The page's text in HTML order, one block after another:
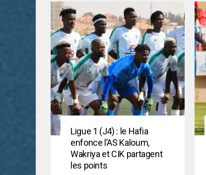
Ligue 1 (J4) : le Hafia
enfonce l’AS Kaloum,
Wakriya et CIK partagent
les points